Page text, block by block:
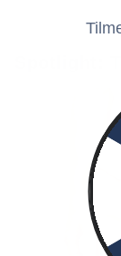
Spotlight: